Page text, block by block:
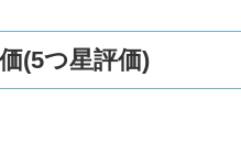
(5つ星評価)